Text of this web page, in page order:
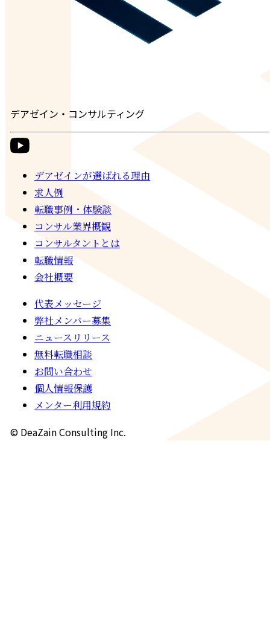
デアゼイン・コンサルティング
デアゼインが選ばれる理由
求人例
転職事例・体験談
コンサル業界概観
コンサルタントとは
転職情報
会社概要
代表メッセージ
弊社メンバー募集
ニュースリリース
無料転職相談
お問い合わせ
個人情報保護
メンター利用規約
© DeaZain Consulting Inc.